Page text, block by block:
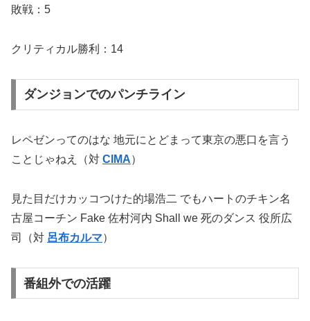
敗戦：5
クリティカル勝利：14
ダンジョンでのパンチライン
レペゼンってのはな 地元にとどまって東京の悪口を言う
ことじゃねえ（対 CIMA）
見た目だけカッコつけた的場浩二 でもハートのチキン名
古屋コーチン Fake 佐村河内 Shall we 死のダンス 役所広
司（対 呂布カルマ）
番組外での活躍